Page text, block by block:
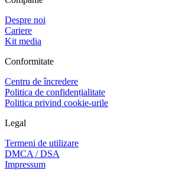
Despre noi
Cariere
Kit media
Conformitate
Centru de încredere
Politica de confidențialitate
Politica privind cookie-urile
Legal
Termeni de utilizare
DMCA / DSA
Impressum